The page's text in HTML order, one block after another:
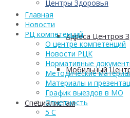
Центры Здоровья
Адреса Центров
Мобильный
Cпециалистам
Главная
Новости
РЦ компетенций
О центре компетенций
Новости РЦК
Нормативные
Методические
Материалы и
График выездов в МО
Отчетность
5 С